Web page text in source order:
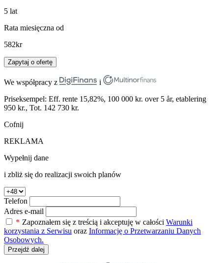
5 lat
Rata miesięczna od
582kr
Zapytaj o ofertę
We współpracy z
i
Priseksempel: Eff. rente 15,82%, 100 000 kr. over 5 år, etablering
950 kr., Tot. 142 730 kr.
Cofnij
REKLAMA
Wypełnij dane
i zbliż się do realizacji swoich planów
Telefon
Adres e-mail
* Zapoznałem się z treścią i akceptuję w całości Warunki
korzystania z Serwisu oraz Informację o Przetwarzaniu Danych
Osobowych.
Przejdź dalej